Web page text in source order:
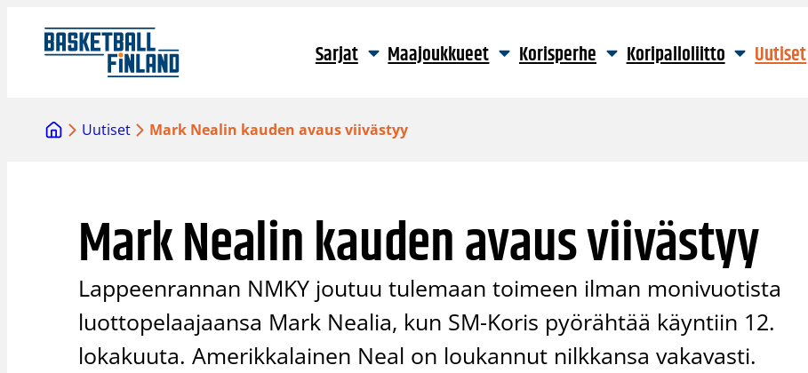
sisältöön
Sarjat Maajoukkueet Korisperhe Koripalloliitto Uutiset
Uutiset Mark Nealin kauden avaus viivästyy
Mark Nealin kauden avaus viivästyy
Lappeenrannan NMKY joutuu tulemaan toimeen ilman monivuotista
luottopelaajaansa Mark Nealia, kun SM-Koris pyörähtää käyntiin 12.
lokakuuta. Amerikkalainen Neal on loukannut nilkkansa vakavasti.